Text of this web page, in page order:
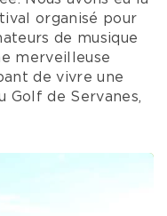
organisé pour
de musique
merveilleuse
de vivre une
Golf de Servanes,